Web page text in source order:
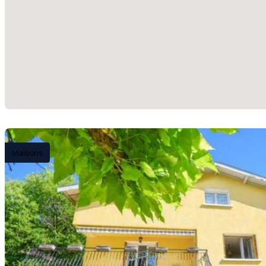
Maisons